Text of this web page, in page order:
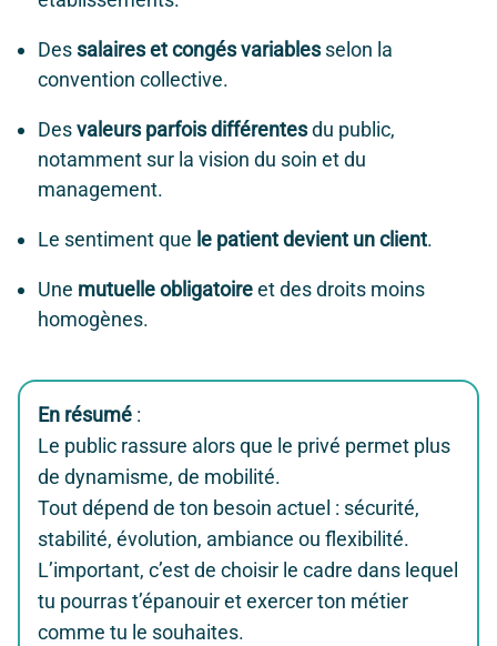
Dessalaires et congés variablesselon la
convention collective.
Desvaleurs parfois différentesdu public,
notamment sur la vision du soin et du
management.
Le sentiment que le patient devient un client.
Une mutuelle obligatoireet des droits moins
homogènes.
En résumé :
Le public rassure alors que le privé permet plus
de dynamisme, de mobilité.
Tout dépend de ton besoin actuel : sécurité,
stabilité, évolution, ambiance ou flexibilité.
L’important, c’est de choisir le cadre dans lequel
tu pourras t’épanouir et exercer ton métier
comme tu le souhaites.